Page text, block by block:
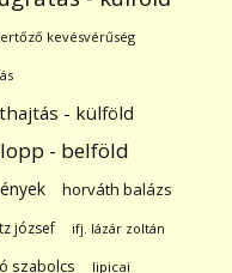
kevésvérűség
- külföld
- belföld
horváth balázs
józsef ifj. lázár zoltán
szabolcs lipicai